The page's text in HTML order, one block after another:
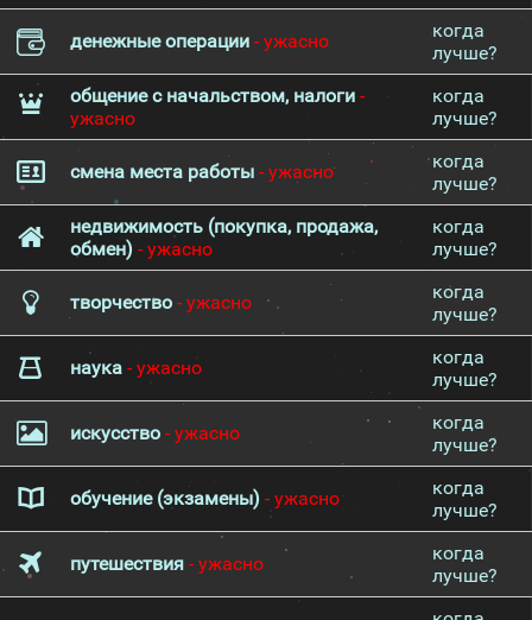
денежные операции - ужасно
когда
лучше?
общение с начальством, налоги -
ужасно
когда
лучше?
смена места работы - ужасно
когда
лучше?
недвижимость (покупка, продажа,
обмен) - ужасно
когда
лучше?
творчество - ужасно
когда
лучше?
наука - ужасно
когда
лучше?
искусство - ужасно
когда
лучше?
обучение (экзамены) - ужасно
когда
лучше?
путешествия - ужасно
когда
лучше?